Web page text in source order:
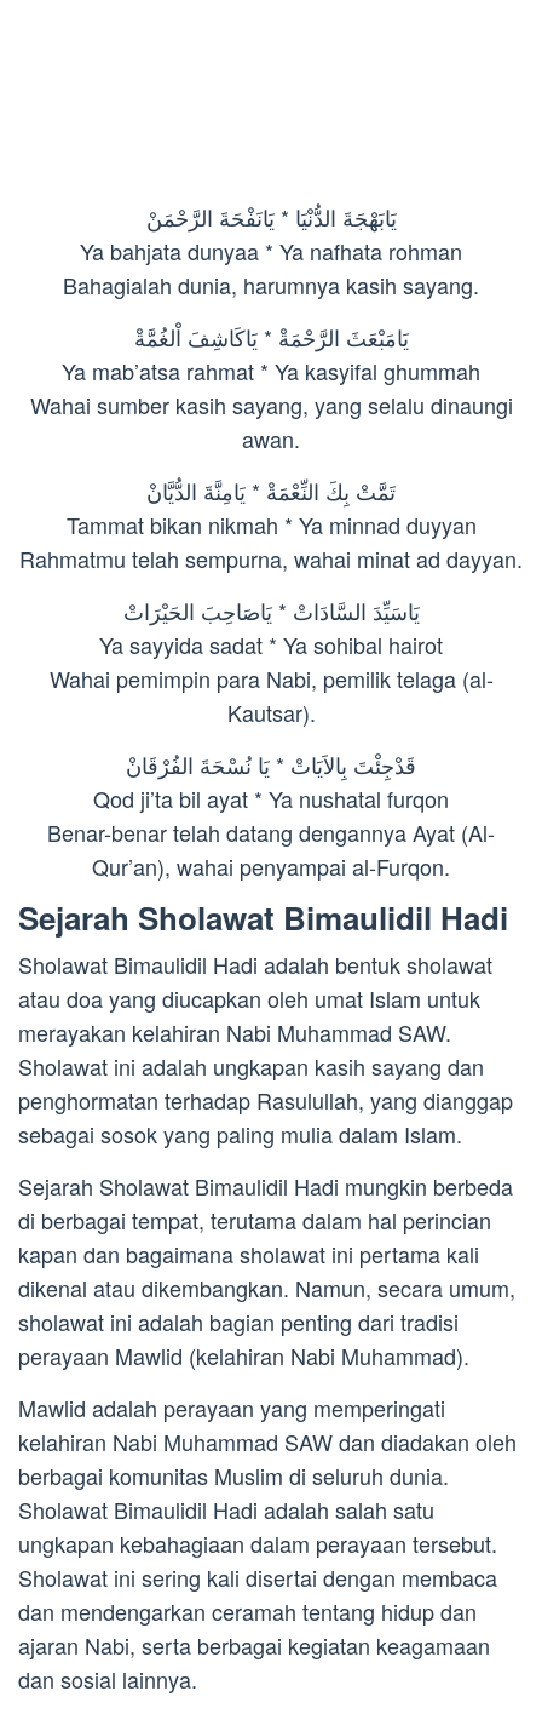
يَابَهْجَةَ الدُّنْيَا * يَانَفْحَةَ الرَّحْمَنْ
Ya bahjata dunyaa * Ya nafhata rohman
Bahagialah dunia, harumnya kasih sayang.
يَامَبْعَثَ الرَّحْمَةْ * يَاكَاشِفَ اْلغُمَّةْ
Ya mab’atsa rahmat * Ya kasyifal ghummah
Wahai sumber kasih sayang, yang selalu dinaungi
awan.
تَمَّتْ بِكَ النِّعْمَةْ * يَامِنَّةَ الدُّيَّانْ
Tammat bikan nikmah * Ya minnad duyyan
Rahmatmu telah sempurna, wahai minat ad dayyan.
يَاسَيِّدَ السَّادَاتْ * يَاصَاحِبَ الحَيْرَاتْ
Ya sayyida sadat * Ya sohibal hairot
Wahai pemimpin para Nabi, pemilik telaga (al-
Kautsar).
قَدْجِئْتَ بِالاَيَاتْ * يَا نُسْحَةَ الفُرْقَانْ
Qod ji’ta bil ayat * Ya nushatal furqon
Benar-benar telah datang dengannya Ayat (Al-
Qur’an), wahai penyampai al-Furqon.
Sejarah Sholawat Bimaulidil Hadi
Sholawat Bimaulidil Hadi adalah bentuk sholawat
atau doa yang diucapkan oleh umat Islam untuk
merayakan kelahiran Nabi Muhammad SAW.
Sholawat ini adalah ungkapan kasih sayang dan
penghormatan terhadap Rasulullah, yang dianggap
sebagai sosok yang paling mulia dalam Islam.
Sejarah Sholawat Bimaulidil Hadi mungkin berbeda
di berbagai tempat, terutama dalam hal perincian
kapan dan bagaimana sholawat ini pertama kali
dikenal atau dikembangkan. Namun, secara umum,
sholawat ini adalah bagian penting dari tradisi
perayaan Mawlid (kelahiran Nabi Muhammad).
Mawlid adalah perayaan yang memperingati
kelahiran Nabi Muhammad SAW dan diadakan oleh
berbagai komunitas Muslim di seluruh dunia.
Sholawat Bimaulidil Hadi adalah salah satu
ungkapan kebahagiaan dalam perayaan tersebut.
Sholawat ini sering kali disertai dengan membaca
dan mendengarkan ceramah tentang hidup dan
ajaran Nabi, serta berbagai kegiatan keagamaan
dan sosial lainnya.